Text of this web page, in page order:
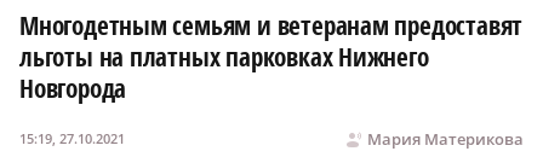
Многодетным семьям и ветеранам предоставят
льготы на платных парковках Нижнего
Новгорода
Мария Материкова
15:19, 27.10.2021